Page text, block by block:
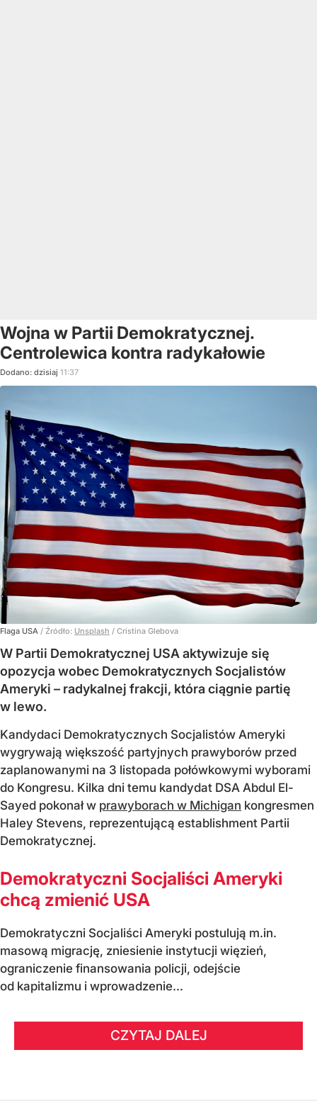
Wojna w Partii Demokratycznej.
Centrolewica kontra radykałowie
Dodano: dzisiaj 11:37
Flaga USA / Źródło: Unsplash / Cristina Glebova
W Partii Demokratycznej USA aktywizuje się
opozycja wobec Demokratycznych Socjalistów
Ameryki – radykalnej frakcji, która ciągnie partię
w lewo.
Kandydaci Demokratycznych Socjalistów Ameryki
wygrywają większość partyjnych prawyborów przed
zaplanowanymi na 3 listopada połówkowymi wyborami
do Kongresu. Kilka dni temu kandydat DSA Abdul El-
Sayed pokonał w prawyborach w Michigan kongresmen
Haley Stevens, reprezentującą establishment Partii
Demokratycznej.
Demokratyczni Socjaliści Ameryki
chcą zmienić USA
Demokratyczni Socjaliści Ameryki postulują m.in.
masową migrację, zniesienie instytucji więzień,
ograniczenie finansowania policji, odejście
od kapitalizmu i wprowadzenie...
CZYTAJ DALEJ